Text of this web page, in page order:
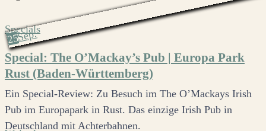
25Sep.
Specials
Special: The O’Mackay’s Pub | Europa Park
Rust (Baden-Württemberg)
Ein Special-Review: Zu Besuch im The O’Mackays Irish
Pub im Europapark in Rust. Das einzige Irish Pub in
Deutschland mit Achterbahnen.